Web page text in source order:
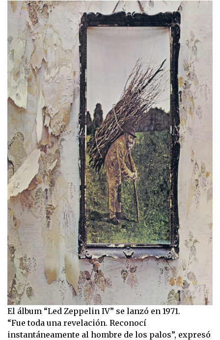
El álbum “Led Zeppelin IV” se lanzó en 1971.
“Fue toda una revelación. Reconocí
instantáneamente al hombre de los palos”, expresó